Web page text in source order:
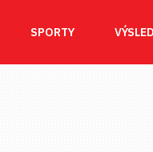
SPORTY